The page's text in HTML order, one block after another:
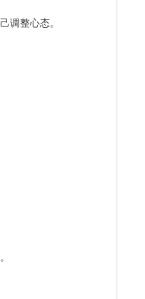
调整心态。